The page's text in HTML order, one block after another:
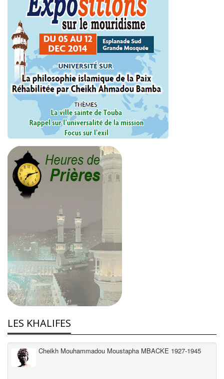
LES KHALIFES
Cheikh Mouhammadou Moustapha MBACKE 1927-1945